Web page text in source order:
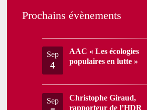
Prochains évènements
Sep
4
AAC « Les écologies
populaires en lutte »
Sep
Christophe Giraud,
rapporteur de l’HDR